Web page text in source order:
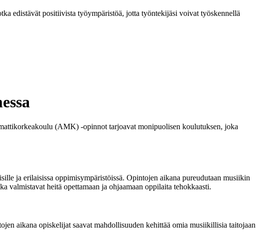
edistävät positiivista työympäristöä, jotta työntekijäsi voivat työskennellä
(AMK) -opinnot tarjoavat monipuolisen koulutuksen, joka
ja erilaisissa oppimisympäristöissä. Opintojen aikana pureudutaan musiikin
valmistavat heitä opettamaan ja ohjaamaan oppilaita tehokkaasti.
aikana opiskelijat saavat mahdollisuuden kehittää omia musiikillisia taitojaan